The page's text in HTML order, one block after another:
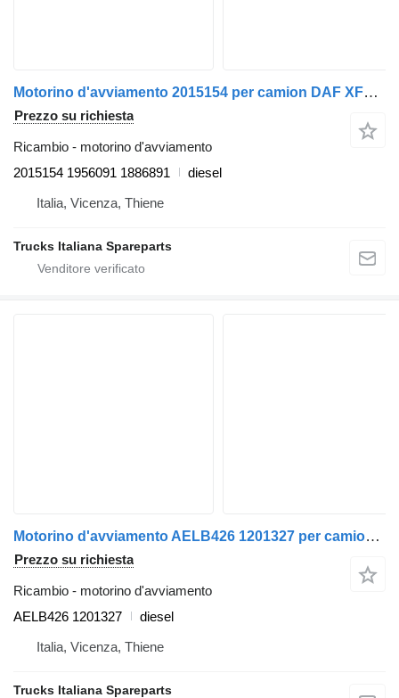
Motorino d'avviamento 2015154 per camion DAF XF106
Prezzo su richiesta
Ricambio - motorino d'avviamento
2015154 1956091 1886891
diesel
Italia, Vicenza, Thiene
Trucks Italiana Spareparts
Motorino d'avviamento AELB426 1201327 per camion DAF AE
Prezzo su richiesta
Ricambio - motorino d'avviamento
AELB426 1201327
diesel
Italia, Vicenza, Thiene
Trucks Italiana Spareparts